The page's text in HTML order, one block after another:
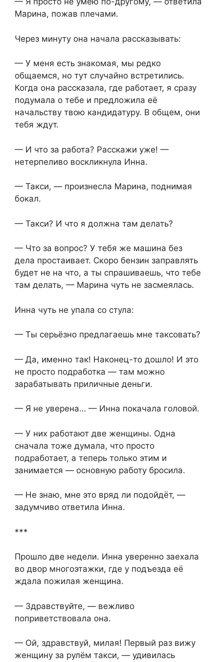
Марина, пожав плечами.
Через минуту она начала рассказывать:
— У меня есть знакомая, мы редко
общаемся, но тут случайно встретились.
Когда она рассказала, где работает, я сразу
подумала о тебе и предложила её
начальству твою кандидатуру. В общем, они
тебя ждут.
— И что за работа? Расскажи уже! —
нетерпеливо воскликнула Инна.
— Такси, — произнесла Марина, поднимая
бокал.
— Такси? И что я должна там делать?
— Что за вопрос? У тебя же машина без
дела простаивает. Скоро бензин заправлять
будет не на что, а ты спрашиваешь, что тебе
там делать, — Марина чуть не засмеялась.
Инна чуть не упала со стула:
— Ты серьёзно предлагаешь мне таксовать?
— Да, именно так! Наконец-то дошло! И это
не просто подработка — там можно
зарабатывать приличные деньги.
— Я не уверена… — Инна покачала головой.
— У них работают две женщины. Одна
сначала тоже думала, что просто
подработает, а теперь только этим и
занимается — основную работу бросила.
— Не знаю, мне это вряд ли подойдёт, —
задумчиво ответила Инна.
***
Прошло две недели. Инна уверенно заехала
во двор многоэтажки, где у подъезда её
ждала пожилая женщина.
— Здравствуйте, — вежливо
поприветствовала она.
— Ой, здравствуй, милая! Первый раз вижу
женщину за рулём такси, — удивилась